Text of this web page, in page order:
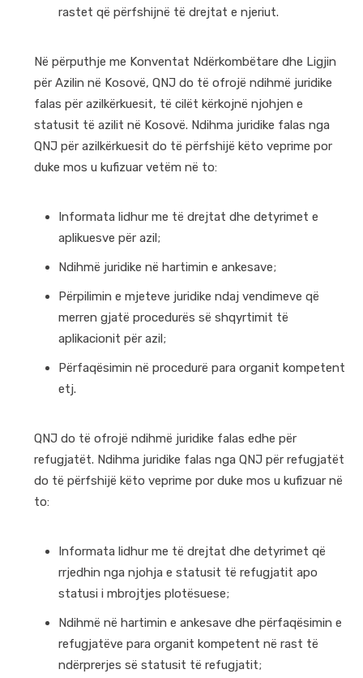
rastet që përfshijnë të drejtat e njeriut.
Në përputhje me Konventat Ndërkombëtare dhe Ligjin
për Azilin në Kosovë, QNJ do të ofrojë ndihmë juridike
falas për azilkërkuesit, të cilët kërkojnë njohjen e
statusit të azilit në Kosovë. Ndihma juridike falas nga
QNJ për azilkërkuesit do të përfshijë këto veprime por
duke mos u kufizuar vetëm në to:
Informata lidhur me të drejtat dhe detyrimet e
aplikuesve për azil;
Ndihmë juridike në hartimin e ankesave;
Përpilimin e mjeteve juridike ndaj vendimeve që
merren gjatë procedurës së shqyrtimit të
aplikacionit për azil;
Përfaqësimin në procedurë para organit kompetent
etj.
QNJ do të ofrojë ndihmë juridike falas edhe për
refugjatët. Ndihma juridike falas nga QNJ për refugjatët
do të përfshijë këto veprime por duke mos u kufizuar në
to:
Informata lidhur me të drejtat dhe detyrimet që
rrjedhin nga njohja e statusit të refugjatit apo
statusi i mbrojtjes plotësuese;
Ndihmë në hartimin e ankesave dhe përfaqësimin e
refugjatëve para organit kompetent në rast të
ndërprerjes së statusit të refugjatit;